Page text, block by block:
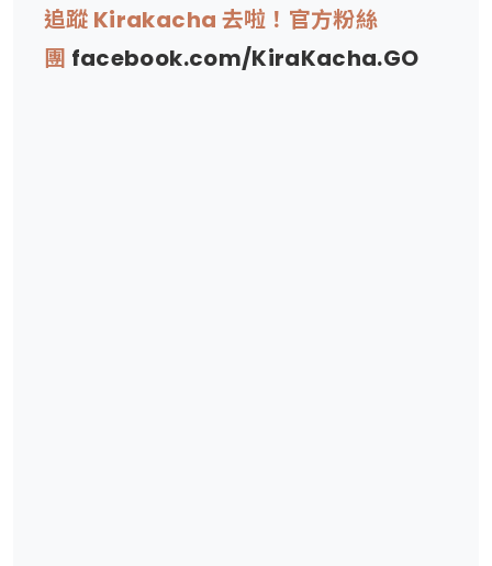
追蹤 Kirakacha 去啦！官方粉絲
團 facebook.com/KiraKacha.GO